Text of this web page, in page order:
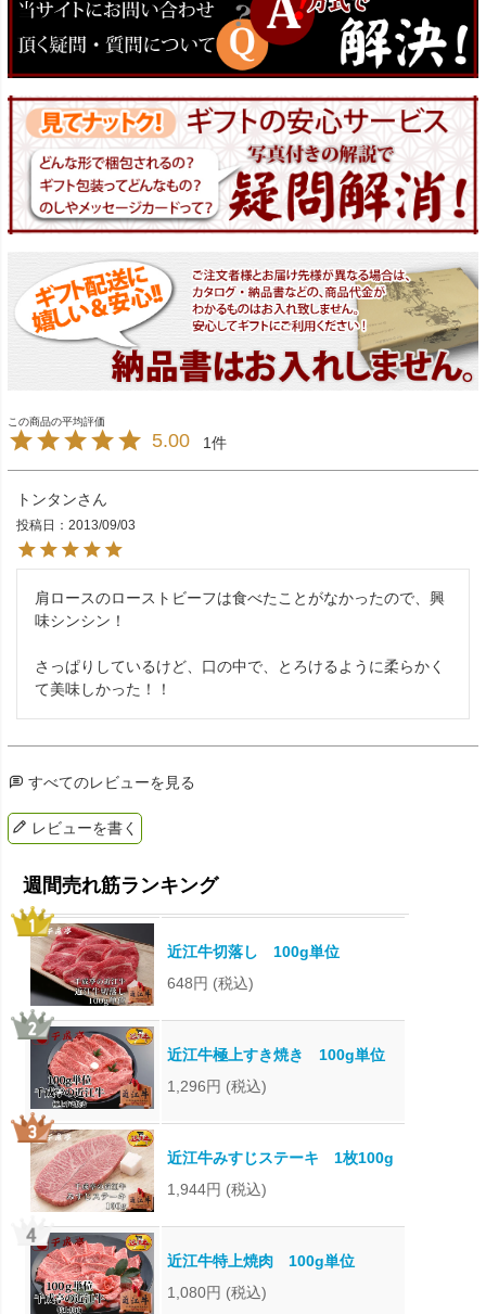
5.00 1
トンタン
投稿日 2013/09/03
肩ロースのローストビーフは食べたことがなかったので、興
味シンシン！
さっぱりしているけど、口の中で、とろけるように柔らかく
て美味しかった！！
すべてのレビューを見る
レビューを書く
近江牛切落し 100g単位
648円 (税込)
近江牛極上すき焼き 100g単位
1,296円 (税込)
近江牛みすじステーキ 1枚100g
1,944円 (税込)
近江牛特上焼肉 100g単位
1,080円 (税込)